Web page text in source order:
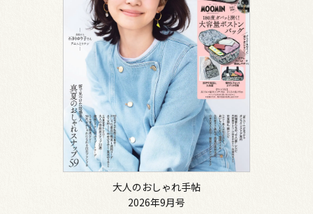
大人のおしゃれ手帖
2026年9月号